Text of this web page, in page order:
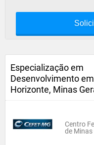
Especialização em
Desenvolvimento
Horizonte, Minas
Centro
de Minas